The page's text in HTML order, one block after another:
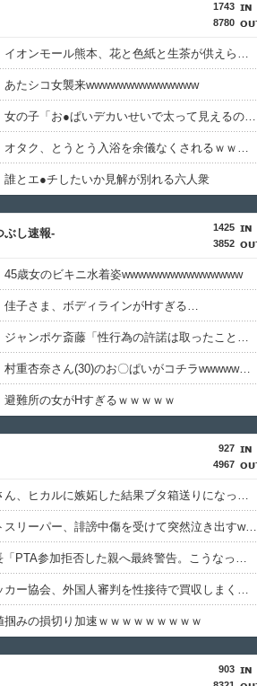
1743
8780
【画像】イオンモール熊本、花と色紙と生茶が供えられる
あたシコ女襲来wwwwwwwwwwwwww
【画像】女の子「お●ぱいデカいせいで太って見えるのまじだるい????」
【速報】オタク、とうとう入浴を余儀なくされるｗｗｗｗｗｗｗ
誰とエ●チしたいか見解が別れる六人衆
1425
3852
し速報-
45歳女のビキニ水着姿wwwwwwwwwwwwwww
佳子さま、ボディラインがHすぎる…
【悲報】ジャンポケ斎藤「性行為の許諾は取ったことありません」
【画像】村重杏奈さん(30)のお〇ぱいがコチラwwwwwwwwwwww
避難所の女がHすぎるｗｗｗｗｗ
927
4967
東大卒さん、ヒカルに嫉妬した結果ブタ箱送りになってしまう…
ショートスリーパー、誹謗中傷を受けて突然泣き出すwwwwwwwwwwwwwwwww
PTA会長「PTA参加拒否した親へ最終警告。こうなってもいい？」
韓国サッカー協会、外国人審判を性接待で買収しまくっていた事が判明
掴みの損切り加速ｗｗｗｗｗｗｗｗｗ
903